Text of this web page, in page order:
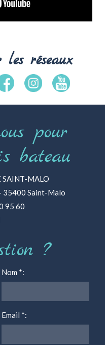
les réseaux
pour
bateau
SAINT-MALO
35400 Saint-Malo
95 60
?
Nom *:
Email *: